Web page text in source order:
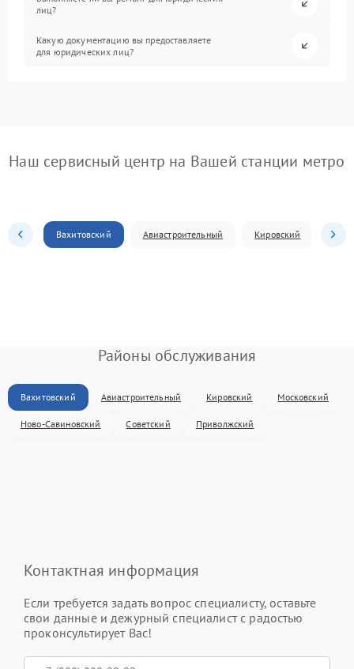
лиц?
Какую документацию вы предоставляете
для юридических лиц?
Наш сервисный центр на Вашей станции метро
Вахитовский Авиастроительный Кировский
Районы обслуживания
Вахитовский Авиастроительный Кировский Московский
Ново-Савиновский Советский Приволжский
Контактная информация
Если требуется задать вопрос специалисту, оставьте
свои данные и дежурный специалист с радостью
проконсультирует Вас!